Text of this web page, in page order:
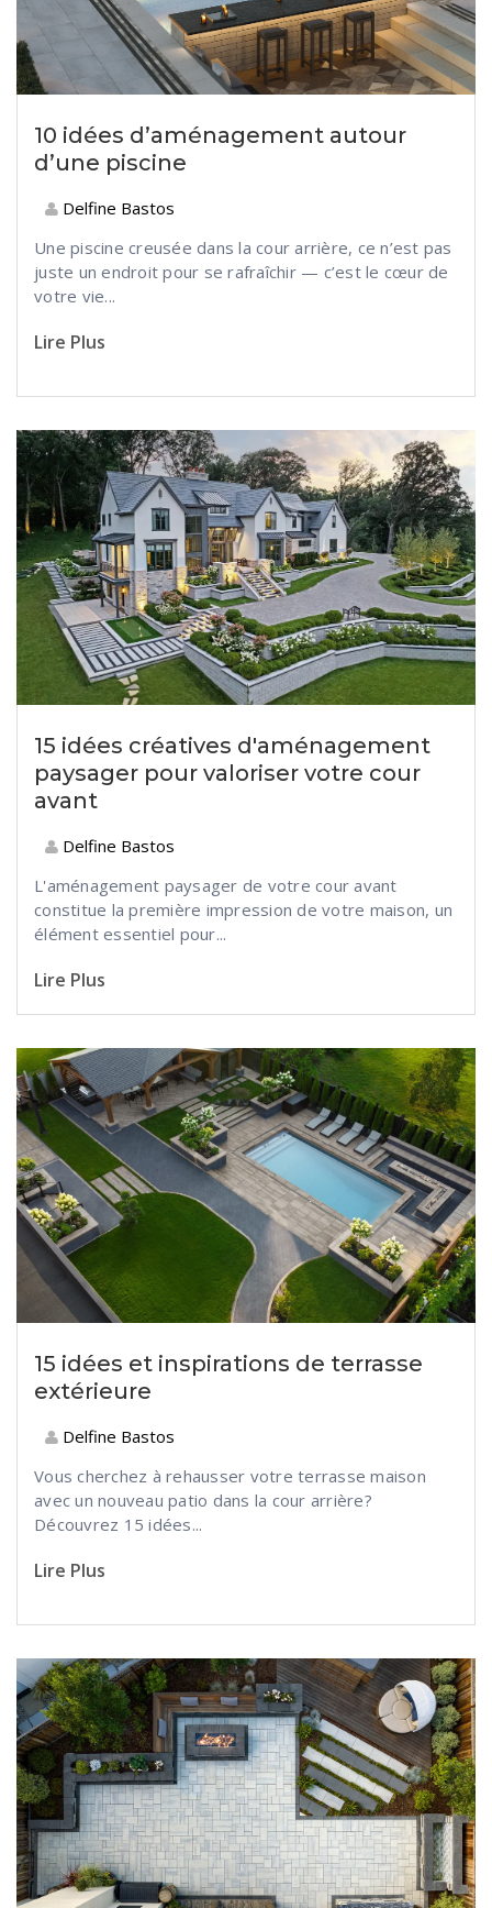
10 idées d’aménagement autour
d’une piscine
Delfine Bastos
Une piscine creusée dans la cour arrière, ce n’est pas
juste un endroit pour se rafraîchir — c’est le cœur de
votre vie...
Lire Plus
15 idées créatives d'aménagement
paysager pour valoriser votre cour
avant
Delfine Bastos
L'aménagement paysager de votre cour avant
constitue la première impression de votre maison, un
élément essentiel pour...
Lire Plus
15 idées et inspirations de terrasse
extérieure
Delfine Bastos
Vous cherchez à rehausser votre terrasse maison
avec un nouveau patio dans la cour arrière?
Découvrez 15 idées...
Lire Plus